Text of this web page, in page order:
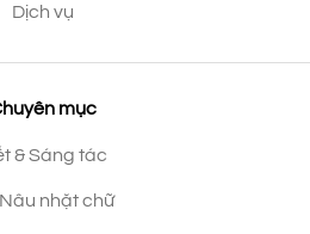
Dịch vụ
mục
& Sáng tác
nhặt chữ